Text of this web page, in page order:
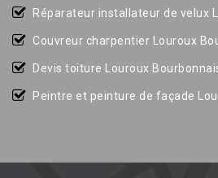
Réparateur installateur de velux
Couvreur charpentier Louroux
Devis toiture Louroux
Peintre et peinture de façade